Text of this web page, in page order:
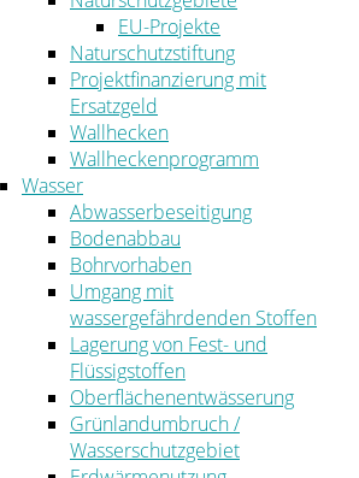
EU-Projekte
Naturschutzstiftung
Projektfinanzierung mit
Ersatzgeld
Wallhecken
Wallheckenprogramm
Wasser
Abwasserbeseitigung
Bodenabbau
Bohrvorhaben
Umgang mit
wassergefährdenden Stoffen
Lagerung von Fest- und
Flüssigstoffen
Oberflächenentwässerung
Grünlandumbruch /
Wasserschutzgebiet